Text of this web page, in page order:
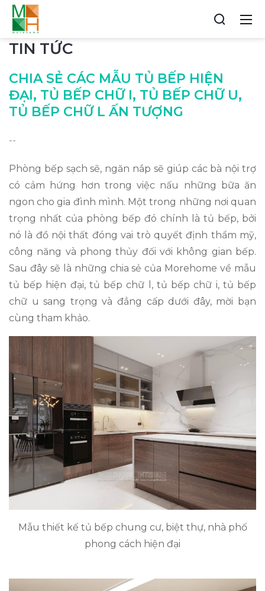
TIN TỨC
CHIA SẺ CÁC MẪU TỦ BẾP HIỆN
ĐẠI, TỦ BẾP CHỮ I, TỦ BẾP CHỮ U,
TỦ BẾP CHỮ L ẤN TƯỢNG
--
Phòng bếp sạch sẽ, ngăn nắp sẽ giúp các bà nội trợ
có cảm hứng hơn trong việc nấu những bữa ăn
ngon cho gia đình mình. Một trong những nơi quan
trọng nhất của phòng bếp đó chính là tủ bếp, bởi
nó là đồ nội thất đóng vai trò quyết định thẩm mỹ,
công năng và phong thủy đối với không gian bếp.
Sau đây sẽ là những chia sẻ của Morehome về mẫu
tủ bếp hiện đại, tủ bếp chữ l, tủ bếp chữ i, tủ bếp
chữ u sang trọng và đẳng cấp dưới đây, mời bạn
cùng tham khảo.
Mẫu thiết kế tủ bếp chung cư, biệt thự, nhà phố
phong cách hiện đại